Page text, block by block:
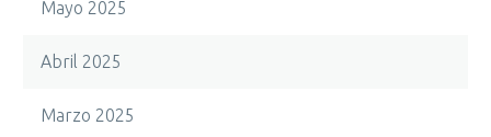
Mayo 2025
Abril 2025
Marzo 2025